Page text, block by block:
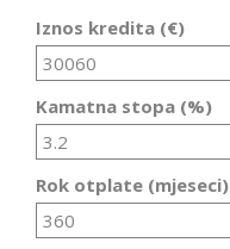
Iznos kredita (€)
Kamatna stopa (%)
Rok otplate (mjeseci)